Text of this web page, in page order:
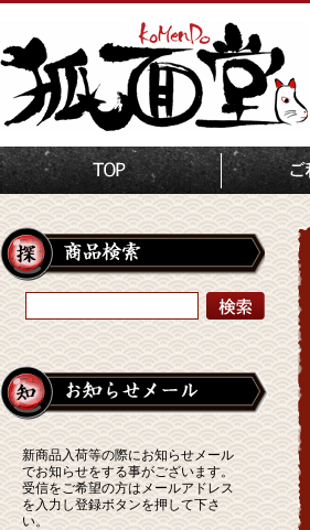
新商品入荷等の際にお知らせメール
でお知らせをする事がございます。
受信をご希望の方はメールアドレス
を入力し登録ボタンを押して下さ
い。